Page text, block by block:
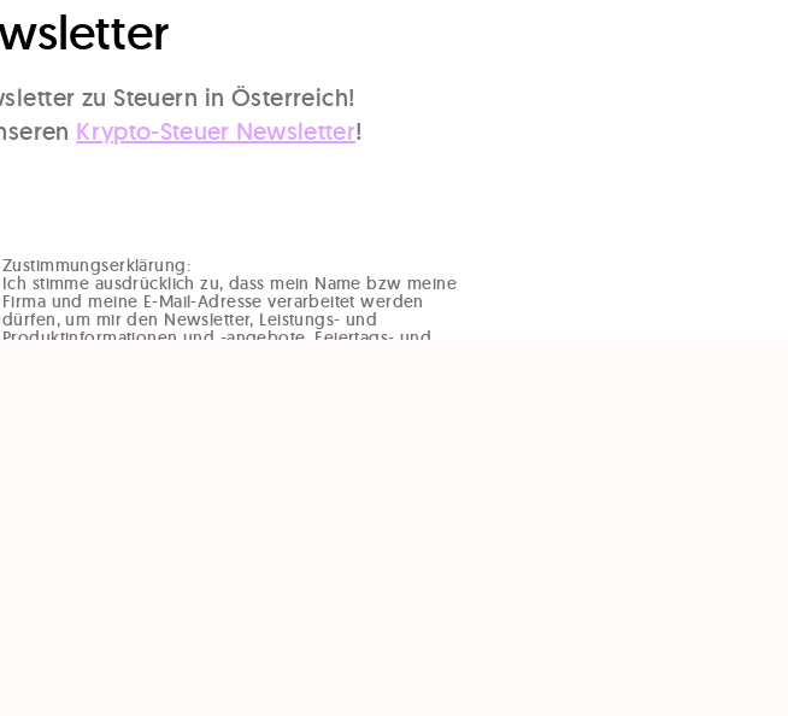
zu Steuern in Österreich!
Krypto-Steuer Newsletter!
Zustimmungserklärung:
Ich stimme ausdrücklich zu, dass mein Name bzw meine
Firma und meine E-Mail-Adresse verarbeitet werden
dürfen, um mir den Newsletter, Leistungs- und
Produktinformationen und -angebote, Feiertags- und